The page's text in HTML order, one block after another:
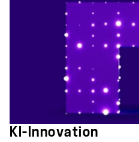
KI-Innovation